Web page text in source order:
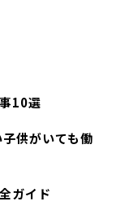
10選
供がいても働
ガイド